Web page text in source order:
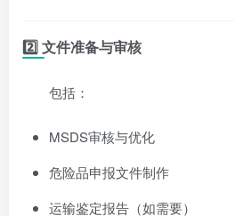
2️⃣ 文件准备与审核
包括：
MSDS审核与优化
危险品申报文件制作
运输鉴定报告（如需要）